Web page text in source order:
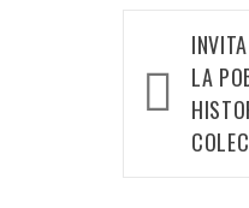
LA